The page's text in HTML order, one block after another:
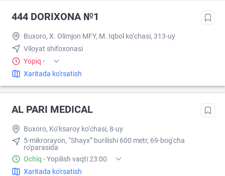
444 DORIXONA №1
Buxoro, X. Olimjon MFY, M. Iqbol ko‘chasi, 313-uy
Viloyat shifoxonasi
Yopiq ·
Xaritada ko'rsatish
AL PARI MEDICAL
Buxoro, Ko‘ksaroy ko‘chasi, 8-uy
5-mikrorayon, “Shayx” burilishi 600 metr, 69-bog'cha
ro'parasida
Ochiq · Yopilish vaqti 23:00
Xaritada ko'rsatish